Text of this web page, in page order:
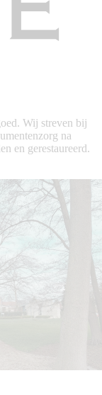
Wij streven bij
na
en gerestaureerd.